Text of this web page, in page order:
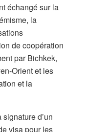
échangé sur la
la
de coopération
par Bichkek,
Orient et les
et la
d’un
visa pour les